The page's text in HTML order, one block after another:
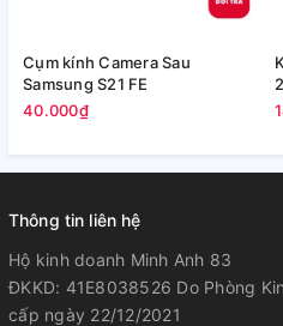
Cụm kính Camera Sau
Samsung S21 FE
40.000₫
Thông tin liên hệ
Hộ kinh doanh Minh Anh 83
ĐKKD: 41E8038526 Do Phòng
cấp ngày 22/12/2021